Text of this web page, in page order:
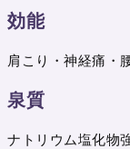
効能
肩こり・神経痛・
泉質
ナトリウム塩化物